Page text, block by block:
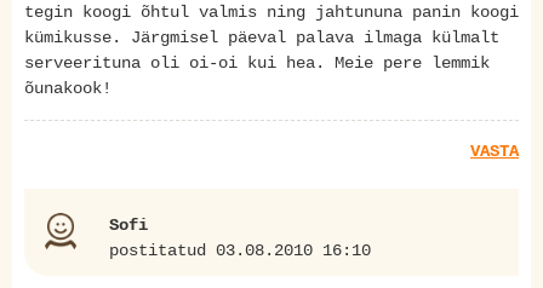
tegin koogi õhtul valmis ning jahtununa panin koogi
kümikusse. Järgmisel päeval palava ilmaga külmalt
serveerituna oli oi-oi kui hea. Meie pere lemmik
õunakook!
VASTA
Sofi
postitatud 03.08.2010 16:10